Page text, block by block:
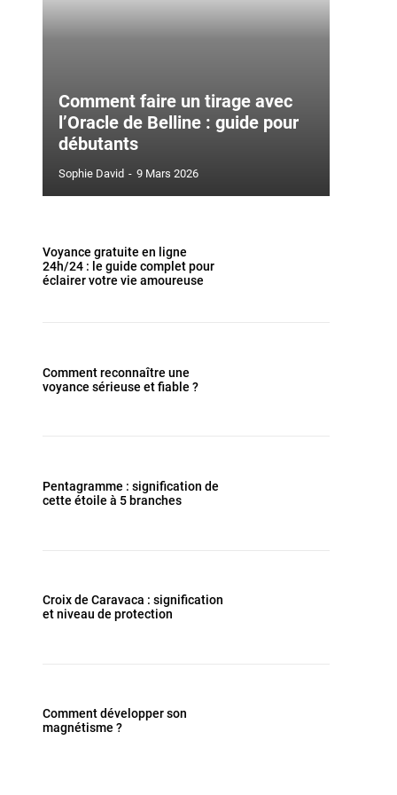
Comment faire un tirage avec
l’Oracle de Belline : guide pour
débutants
Sophie David - 9 Mars 2026
Voyance gratuite en ligne
24h/24 : le guide complet pour
éclairer votre vie amoureuse
Comment reconnaître une
voyance sérieuse et fiable ?
Pentagramme : signification de
cette étoile à 5 branches
Croix de Caravaca : signification
et niveau de protection
Comment développer son
magnétisme ?